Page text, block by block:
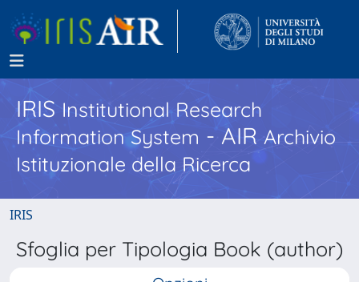
IRISInstitutional Research
Information System - AIR Archivio
Istituzionale della Ricerca
IRIS
Sfoglia per Tipologia Book (author)